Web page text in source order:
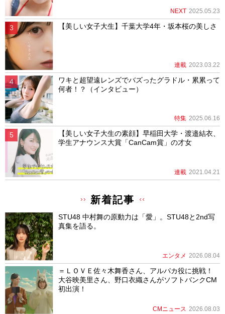
NEXT 2025.05.23
【美しい女子大生】千葉大学4年・坂本桜の美しさ
連載 2023.03.22
ワキと超望遠レンズでバズったグラドル・累累って
何者！？（インタビュー）
特集 2025.06.16
【美しい女子大生の素顔】早稲田大学・渡邉結衣、
学生アナウンス大賞「CanCam賞」の才女
連載 2021.04.21
新着記事
STU48 中村舞の原動力は「愛」。STU48と2nd写
真集を語る。
エンタメ 2026.08.04
＝ＬＯＶＥ佐々木舞香さん、アルパカ役に挑戦！
大谷映美里さん、野口衣織さんがソフトバンクCM
初出演！
CMニュース 2026.08.03